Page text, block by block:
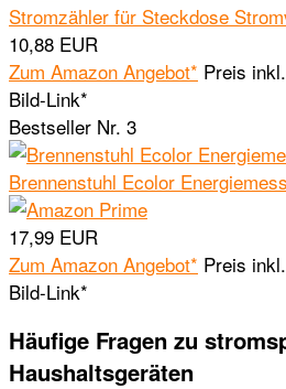
Stromzähler für Steckdose
10,88 EUR
Zum Amazon Angebot* Preis
Bild-Link*
Bestseller Nr. 3
Brennenstuhl Ecolor
17,99 EUR
Zum Amazon Angebot* Preis
Bild-Link*
Häufige Fragen zu
Haushaltsgeräten